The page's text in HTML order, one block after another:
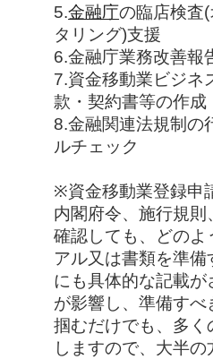
5.金融庁の臨店検査
タリング)支援
6.金融庁業務改善報
7.資金移動業ビジネ
款・契約書等の作成
8.金融関連法規制の
ルチェック
※資金移動業登録申
内閣府令、施行規則
確認しても、どのよ
アル又は書類を準備
にも具体的な記載が
が影響し、準備すべ
掴むだけでも、多
しますので、大半